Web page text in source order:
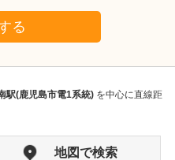
る
駅(鹿児島市電1系統) を中心に直線距
地図で検索